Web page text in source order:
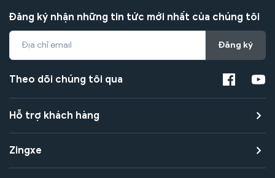
Đăng ký nhận những tin tức mới nhất của chúng tôi
Đăng ký
Theo dõi chúng tôi qua
Hỗ trợ khách hàng
Zingxe